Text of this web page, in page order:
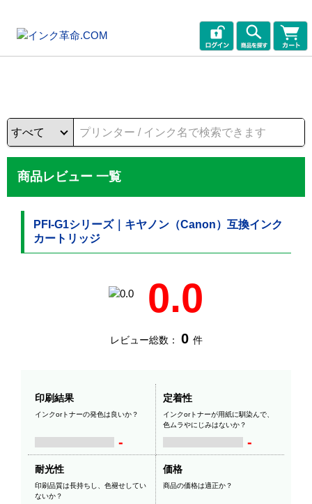
商品レビュー 一覧
PFI-G1シリーズ｜キヤノン（Canon）互換インク
カートリッジ
0.0
レビュー総数： 0 件
印刷結果
インクorトナーの発色は良いか？
-
定着性
インクorトナーが用紙に馴染んで、
色ムラやにじみはないか？
-
耐光性
印刷品質は長持ちし、色褪せしてい
ないか？
価格
商品の価格は適正か？